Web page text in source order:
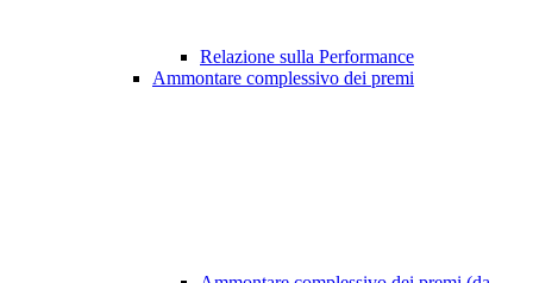
Relazione sulla Performance
Ammontare complessivo dei premi